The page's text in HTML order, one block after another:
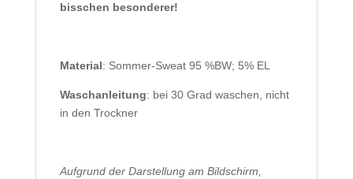
bisschen besonderer!
Material: Sommer-Sweat 95 %BW; 5% EL
Waschanleitung: bei 30 Grad waschen, nicht
in den Trockner
Aufgrund der Darstellung am Bildschirm,